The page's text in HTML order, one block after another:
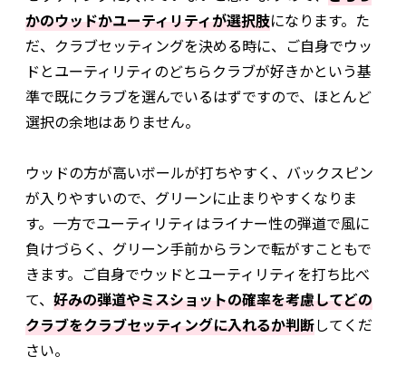
かのウッドかユーティリティが選択肢になります。た
だ、クラブセッティングを決める時に、ご自身でウッ
ドとユーティリティのどちらクラブが好きかという基
準で既にクラブを選んでいるはずですので、ほとんど
選択の余地はありません。
ウッドの方が高いボールが打ちやすく、バックスピン
が入りやすいので、グリーンに止まりやすくなりま
す。一方でユーティリティはライナー性の弾道で風に
負けづらく、グリーン手前からランで転がすこともで
きます。ご自身でウッドとユーティリティを打ち比べ
て、 好みの弾道やミスショットの確率を考慮してどの
クラブをクラブセッティングに入れるか判断してくだ
さい。